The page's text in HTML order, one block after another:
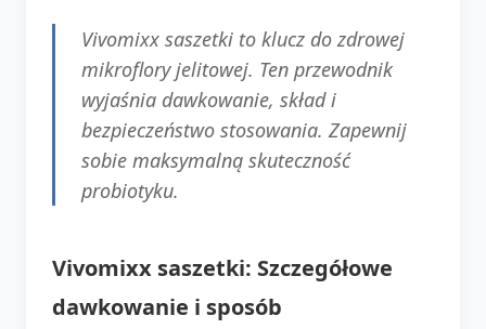
Vivomixx saszetki to klucz do zdrowej
mikroflory jelitowej. Ten przewodnik
wyjaśnia dawkowanie, skład i
bezpieczeństwo stosowania. Zapewnij
sobie maksymalną skuteczność
probiotyku.
Vivomixx saszetki: Szczegółowe
dawkowanie i sposób